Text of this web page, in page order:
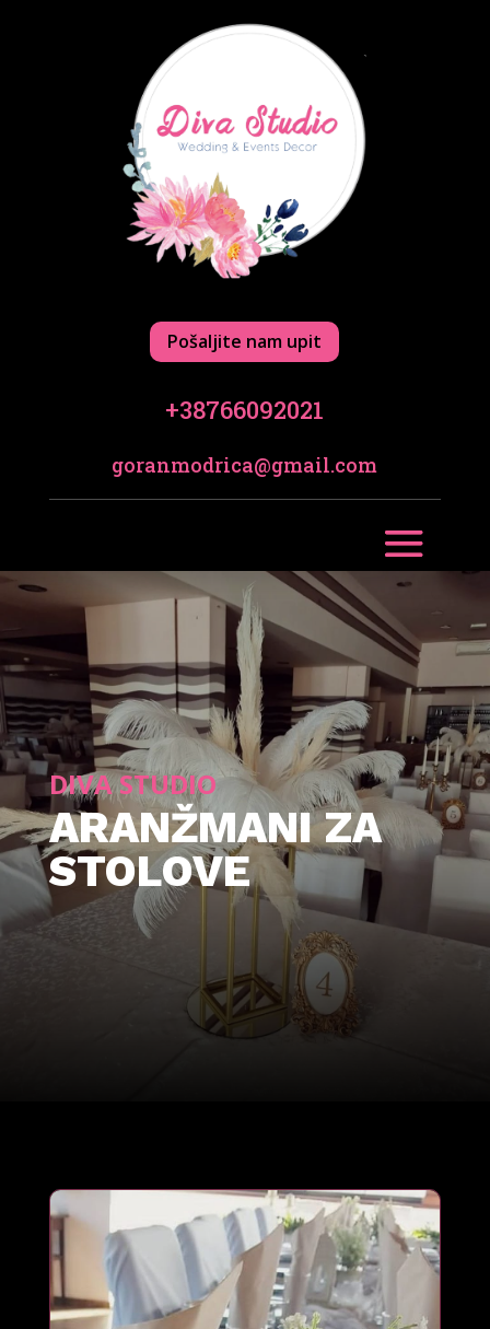
Pošaljite nam upit
+38766092021
goranmodrica@gmail.com
DIVA STUDIO
ARANŽMANI ZA
STOLOVE